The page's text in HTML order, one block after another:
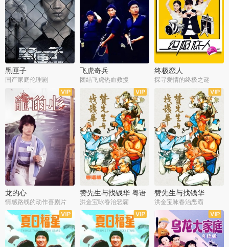
黑匣子
国产家庭伦理剧
飞虎奇兵
团结飞虎热血救援
终极恋人
探寻爱情的终极之谜
龙的心
情感路线的动作喜剧片
赞先生与找钱华 粤语
版
洪金宝咏春治恶霸
赞先生与找钱华
洪金宝咏春治恶霸